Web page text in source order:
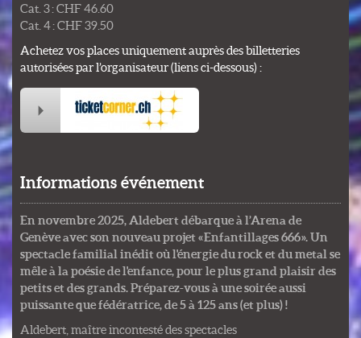
Cat. 3 : CHF 46.60
Cat. 4 : CHF 39.50
Achetez vos places uniquement auprès des billetteries
autorisées par l’organisateur (liens ci-dessous) :
Informations événement
En novembre 2025, Aldebert débarque à l’Arena de
Genève avec son nouveau projet « Enfantillages 666 ». Un
spectacle familial inédit où l'énergie du rock et du metal se
mêle à la poésie de l'enfance, pour le plus grand plaisir des
petits et des grands. Préparez-vous à une soirée aussi
puissante que fédératrice, de 5 à 125 ans (et plus) !
Aldebert, maître incontesté des spectacles